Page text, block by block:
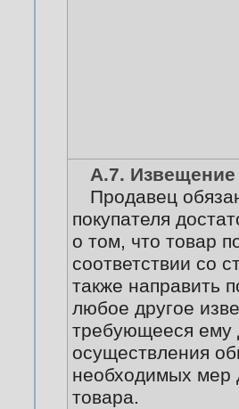
А.7.
Продавец
покупателя
о том, что товар
соответствии со
также направить
любое другое
требующееся ему
осуществления
необходимых мер
товара.